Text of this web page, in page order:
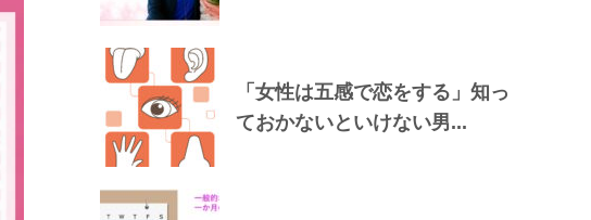
「女性は五感で恋をする」知っ
ておかないといけない男...